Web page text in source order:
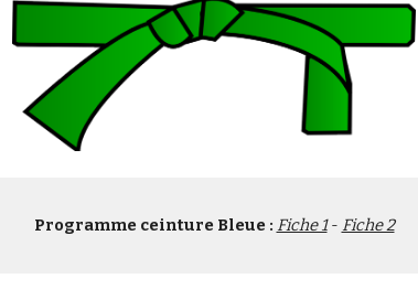
Programme ceinture Bleue : Fiche 1 - Fiche 2